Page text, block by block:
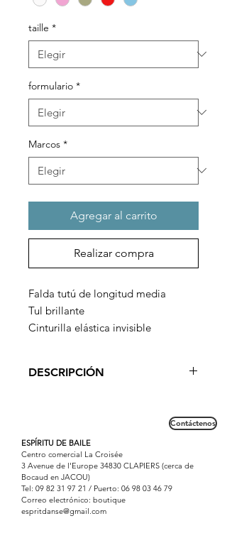
taille *
formulario *
Marcos *
Agregar al carrito
Realizar compra
Falda tutú de longitud media
Tul brillante
Cinturilla elástica invisible
DESCRIPCIÓN
DEGAS sera les séduire avec son tulle
pailleté. En costume pour la maison
ou en costume de scène, ce tutu mi-
long est une belle idée cadeau.
Pour les spectacles, le côté scintillant
prend facilement la lumière et rend
féérique le tableau.
Contáctenos
ESPÍRITU DE BAILE
Centro comercial La Croisée
3 Avenue de l'Europe 34830 CLAPIERS (cerca de
Bocaud en JACOU)
Tel: 09 82 31 97 21 / Puerto: 06 98 03 46 79
Correo electrónico: boutique
espritdanse@gmail.com